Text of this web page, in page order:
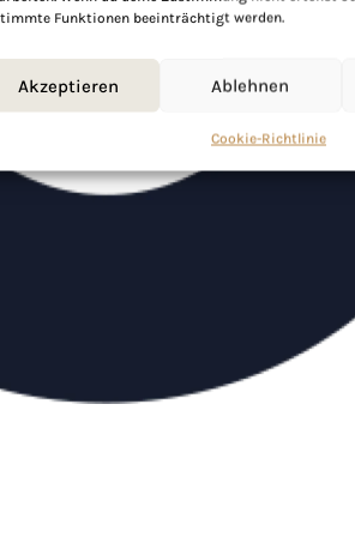
Funktionen beeinträchtigt werden.
Akzeptieren Ablehnen
Cookie-Richtlinie